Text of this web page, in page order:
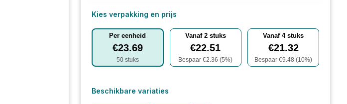
Kies verpakking en prijs
Per eenheid
€23.69
50stuks
Vanaf 2stuks
€22.51
Bespaar €2.36 (5%)
Vanaf4stuks
€21.32
Bespaar €9.48 (10%)
Beschikbare variaties